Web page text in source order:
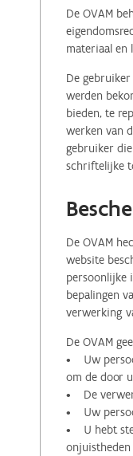
De OVAM
materiaal en
De
werden
bieden, te
werken van
gebruiker
schriftelijke
De OVAM
website
persoonlijke
bepalingen
verwerking
De OVAM
• Uw
om de door
• De
• Uw
• U hebt
onjuistheden